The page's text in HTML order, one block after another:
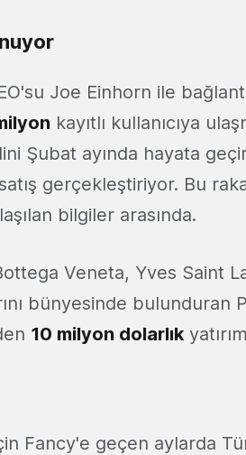
Joe Einhorn ile
kayıtlı kullanıcıya
Şubat ayında hayata
gerçekleştiriyor. Bu
bilgiler arasında.
Veneta, Yves Saint
bünyesinde bulunduran
10 milyon dolarlık
Fancy'e geçen aylarda